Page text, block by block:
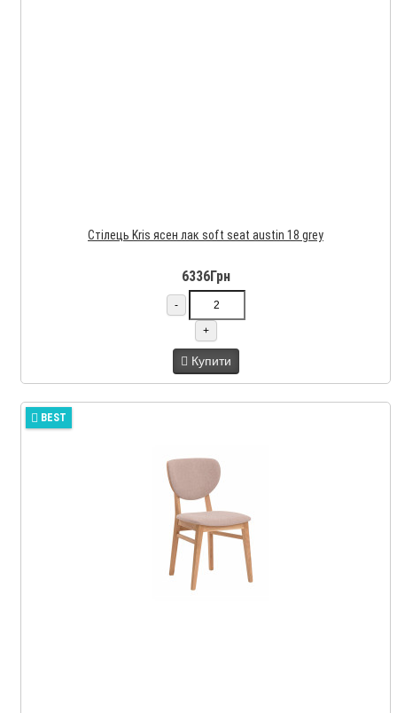
Стілець Kris ясен лак soft seat austin 18 grey
6336Грн
-
+
Купити
BEST